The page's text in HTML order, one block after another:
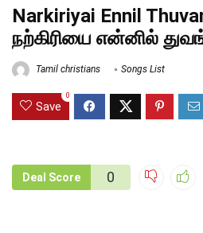
Narkiriyai Ennil
நற்கிரியை என்னில்
Tamil christians Songs List
Save
0
Deal Score 0